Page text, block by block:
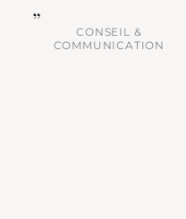
CONSEIL &
COMMUNICATION